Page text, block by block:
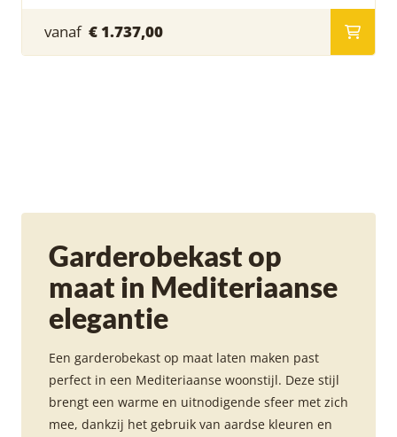
vanaf € 1.737,00
Garderobekast op
maat in Mediteriaanse
elegantie
Een garderobekast op maat laten maken past
perfect in een Mediteriaanse woonstijl. Deze stijl
brengt een warme en uitnodigende sfeer met zich
mee, dankzij het gebruik van aardse kleuren en